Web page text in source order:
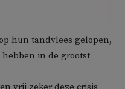
hun tandvlees gelopen,
in de grootst